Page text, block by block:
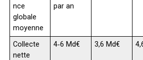
nce
globale
moyenne
par an
Collecte
nette
4‑6 Md€ 3,6 Md€